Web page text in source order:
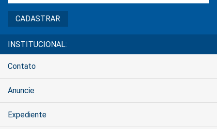
INSTITUCIONAL:
Contato
Anuncie
Expediente